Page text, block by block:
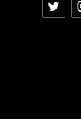
Twitter